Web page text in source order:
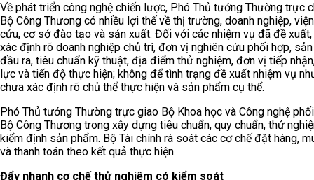
Về phát triển công nghệ chiến lược, Phó Thủ tướng Thường trực
Bộ Công Thương có nhiều lợi thế về thị trường, doanh nghiệp,
cứu, cơ sở đào tạo và sản xuất. Đối với các nhiệm vụ đã đề
xác định rõ doanh nghiệp chủ trì, đơn vị nghiên cứu phối hợp,
đầu ra, tiêu chuẩn kỹ thuật, địa điểm thử nghiệm, đơn vị tiếp
lực và tiến độ thực hiện; không để tình trạng đề xuất nhiệm vụ
chưa xác định rõ chủ thể thực hiện và sản phẩm cụ thể.
Phó Thủ tướng Thường trực giao Bộ Khoa học và Công nghệ
Bộ Công Thương trong xây dựng tiêu chuẩn, quy chuẩn, thử
kiểm định sản phẩm. Bộ Tài chính rà soát các cơ chế đặt hàng,
và thanh toán theo kết quả thực hiện.
Đẩy nhanh cơ chế thử nghiệm có kiểm soát